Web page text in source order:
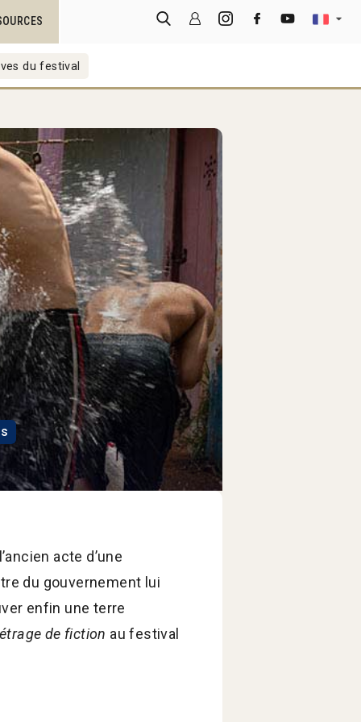
du festival
acte d’une
du gouvernement lui
enfin une terre
de fiction au festival